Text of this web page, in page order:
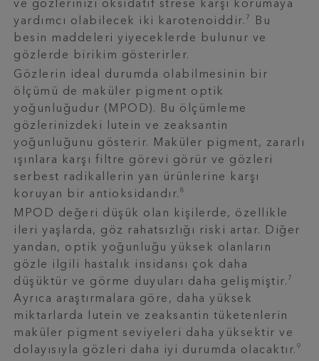
ve gözlerinizi oksidatif strese karşı korumaya
yardımcı olabilecek iki karotenoiddir. 7
Bu
besin maddeleri yiyeceklerde bulunur ve
gözlerde birikim gösterirler.
Gözlerin ideal durumda olabilmesinin bir
ölçümü de maküler pigment optik
yoğunluğudur (MPOD). Bu ölçümleme
gözlerinizdeki lutein ve zeaksantin
yoğunluğunu gösterir. Maküler pigment, zararlı
ışınlara karşı filtre görevi görür ve gözleri
serbest radikallerin yan ürünlerine karşı
koruyan bir antioksidandır. 8
MPOD değeri düşük olan kişilerde, özellikle
ileri yaşlarda, göz rahatsızlığı riski artar. Diğer
yandan, optik yoğunluğu yüksek olanların
gözle ilgili hastalık insidansı çok daha
düşüktür ve görme duyuları daha gelişmiştir. 7
Ayrıca araştırmalara göre, daha yüksek
miktarlarda lutein ve zeaksantin tüketenlerin
maküler pigment seviyeleri daha yüksektir ve
dolayısıyla gözleri daha iyi durumda olacaktır. 9